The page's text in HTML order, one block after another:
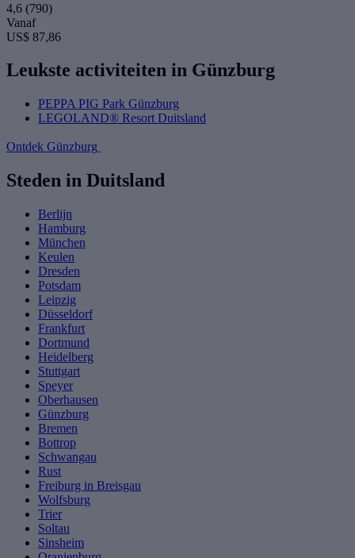
4,6 (790)
Vanaf
US$ 87,86
Leukste activiteiten in Günzburg
PEPPA PIG Park Günzburg
LEGOLAND® Resort Duitsland
Ontdek Günzburg
Steden in Duitsland
Berlijn
Hamburg
München
Keulen
Dresden
Potsdam
Leipzig
Düsseldorf
Frankfurt
Dortmund
Heidelberg
Stuttgart
Speyer
Oberhausen
Günzburg
Bremen
Bottrop
Schwangau
Rust
Freiburg in Breisgau
Wolfsburg
Trier
Soltau
Sinsheim